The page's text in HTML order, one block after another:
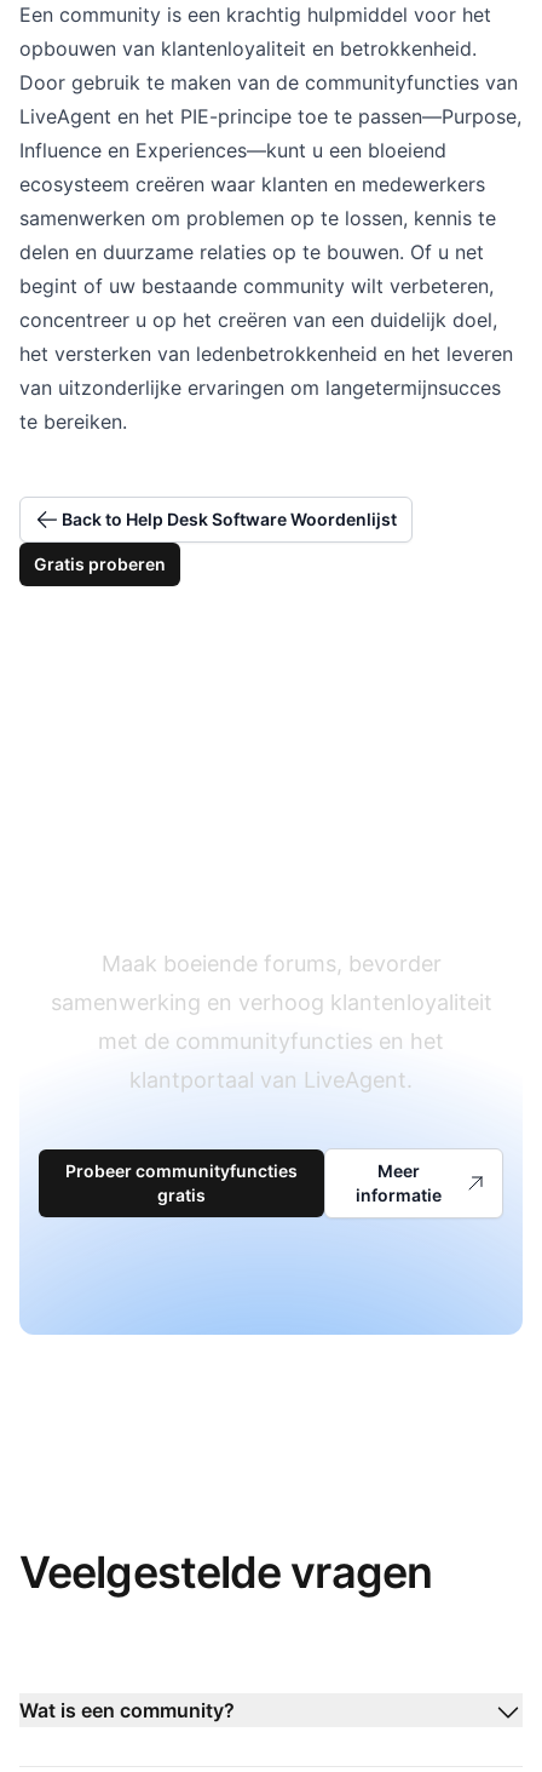
Een community is een krachtig hulpmiddel voor het
opbouwen van klantenloyaliteit en betrokkenheid.
Door gebruik te maken van de communityfuncties van
LiveAgent en het PIE-principe toe te passen—Purpose,
Influence en Experiences—kunt u een bloeiend
ecosysteem creëren waar klanten en medewerkers
samenwerken om problemen op te lossen, kennis te
delen en duurzame relaties op te bouwen. Of u net
begint of uw bestaande community wilt verbeteren,
concentreer u op het creëren van een duidelijk doel,
het versterken van ledenbetrokkenheid en het leveren
van uitzonderlijke ervaringen om langetermijnsucces
te bereiken.
Back to Help Desk Software Woordenlijst
Gratis proberen
Maak boeiende forums, bevorder
samenwerking en verhoog klantenloyaliteit
met de communityfuncties en het
klantportaal van LiveAgent.
Probeer communityfuncties
gratis
Meer
informatie
Veelgestelde vragen
Wat is een community?